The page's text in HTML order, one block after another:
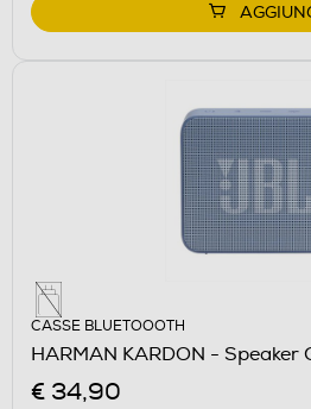
CASSE BLUETOOOTH
HARMAN KARDON - Speaker
€ 34,90